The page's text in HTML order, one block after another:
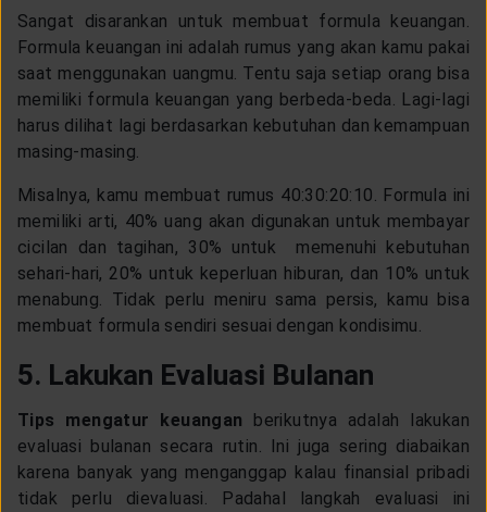
Sangat disarankan untuk membuat formula keuangan.
Formula keuangan ini adalah rumus yang akan kamu pakai
saat menggunakan uangmu. Tentu saja setiap orang bisa
memiliki formula keuangan yang berbeda-beda. Lagi-lagi
harus dilihat lagi berdasarkan kebutuhan dan kemampuan
masing-masing.
Misalnya, kamu membuat rumus 40:30:20:10. Formula ini
memiliki arti, 40% uang akan digunakan untuk membayar
cicilan dan tagihan, 30% untuk memenuhi kebutuhan
sehari-hari, 20% untuk keperluan hiburan, dan 10% untuk
menabung. Tidak perlu meniru sama persis, kamu bisa
membuat formula sendiri sesuai dengan kondisimu.
5. Lakukan Evaluasi Bulanan
Tips mengatur keuangan berikutnya adalah lakukan
evaluasi bulanan secara rutin. Ini juga sering diabaikan
karena banyak yang menganggap kalau finansial pribadi
tidak perlu dievaluasi. Padahal langkah evaluasi ini